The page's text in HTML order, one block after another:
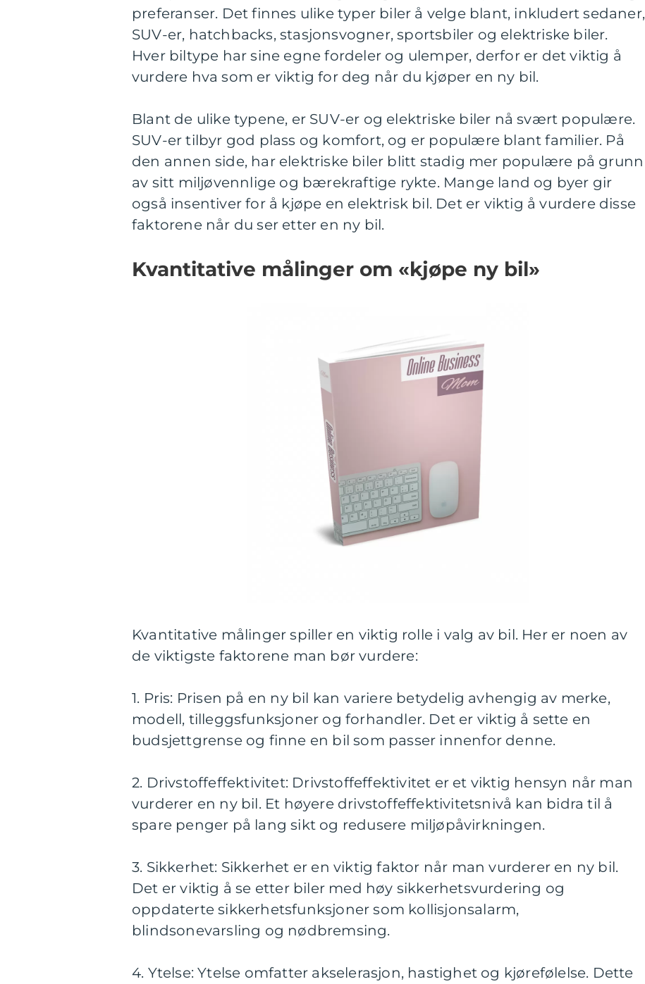
preferanser. Det finnes ulike typer biler å velge blant, inkludert sedaner,
SUV-er, hatchbacks, stasjonsvogner, sportsbiler og elektriske biler.
Hver biltype har sine egne fordeler og ulemper, derfor er det viktig å
vurdere hva som er viktig for deg når du kjøper en ny bil.
Blant de ulike typene, er SUV-er og elektriske biler nå svært populære.
SUV-er tilbyr god plass og komfort, og er populære blant familier. På
den annen side, har elektriske biler blitt stadig mer populære på grunn
av sitt miljøvennlige og bærekraftige rykte. Mange land og byer gir
også insentiver for å kjøpe en elektrisk bil. Det er viktig å vurdere disse
faktorene når du ser etter en ny bil.
Kvantitative målinger om «kjøpe ny bil»
Kvantitative målinger spiller en viktig rolle i valg av bil. Her er noen av
de viktigste faktorene man bør vurdere:
1. Pris: Prisen på en ny bil kan variere betydelig avhengig av merke,
modell, tilleggsfunksjoner og forhandler. Det er viktig å sette en
budsjettgrense og finne en bil som passer innenfor denne.
2. Drivstoffeffektivitet: Drivstoffeffektivitet er et viktig hensyn når man
vurderer en ny bil. Et høyere drivstoffeffektivitetsnivå kan bidra til å
spare penger på lang sikt og redusere miljøpåvirkningen.
3. Sikkerhet: Sikkerhet er en viktig faktor når man vurderer en ny bil.
Det er viktig å se etter biler med høy sikkerhetsvurdering og
oppdaterte sikkerhetsfunksjoner som kollisjonsalarm,
blindsonevarsling og nødbremsing.
4. Ytelse: Ytelse omfatter akselerasjon, hastighet og kjørefølelse. Dette